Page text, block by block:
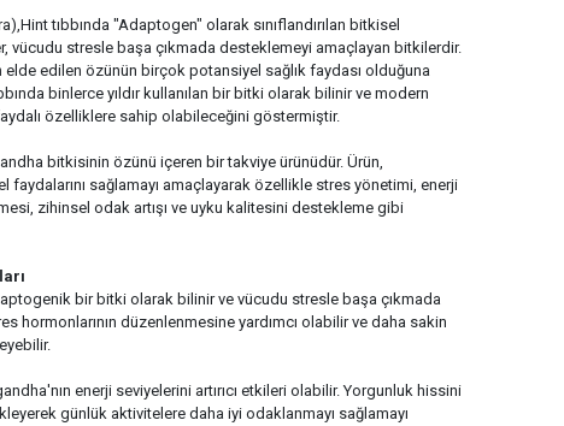
tıbbında "Adaptogen" olarak sınıflandırılan bitkisel
vücudu stresle başa çıkmada desteklemeyi amaçlayan bitkilerdir.
edilen özünün birçok potansiyel sağlık faydası olduğuna
binlerce yıldır kullanılan bir bitki olarak bilinir ve modern
özelliklere sahip olabileceğini göstermiştir.
bitkisinin özünü içeren bir takviye ürünüdür. Ürün,
sağlamayı amaçlayarak özellikle stres yönetimi, enerji
zihinsel odak artışı ve uyku kalitesini destekleme gibi
bir bitki olarak bilinir ve vücudu stresle başa çıkmada
hormonlarının düzenlenmesine yardımcı olabilir ve daha sakin
enerji seviyelerini artırıcı etkileri olabilir. Yorgunluk hissini
günlük aktivitelere daha iyi odaklanmayı sağlamayı